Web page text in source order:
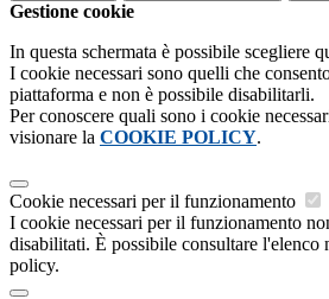
Gestione cookie
In questa schermata è possibile scegliere
I cookie necessari sono quelli che
piattaforma e non è possibile disabilitarli.
Per conoscere quali sono i cookie
visionare la COOKIE POLICY.
Cookie necessari per il funzionamento
I cookie necessari per il funzionamento
disabilitati. È possibile consultare l'elenco
policy.